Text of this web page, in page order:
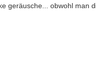
geräusche... obwohl man